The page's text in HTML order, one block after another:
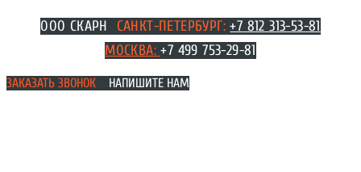
Перейти
ООО СКАРН САНКТ-ПЕТЕРБУРГ:+7 812 313-53-81
МОСКВА:+7 499 753-29-81
ЗАКАЗАТЬ ЗВОНОК НАПИШИТЕ НАМ